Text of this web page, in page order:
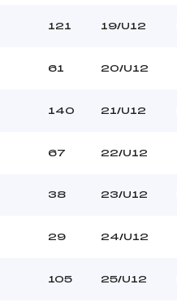
121 19/U12
61 20/U12
140 21/U12
67 22/U12
38 23/U12
29 24/U12
105 25/U12